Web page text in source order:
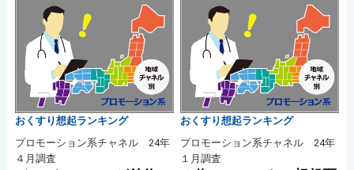
おくすり想起ランキング
プロモーション系チャネル 24年
４月調査
おくすり想起ランキング
プロモーション系チャネル 24年
１月調査